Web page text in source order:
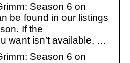
Season 6 on
be found in our listings
If the
want isn’t available, …
Season 6 on